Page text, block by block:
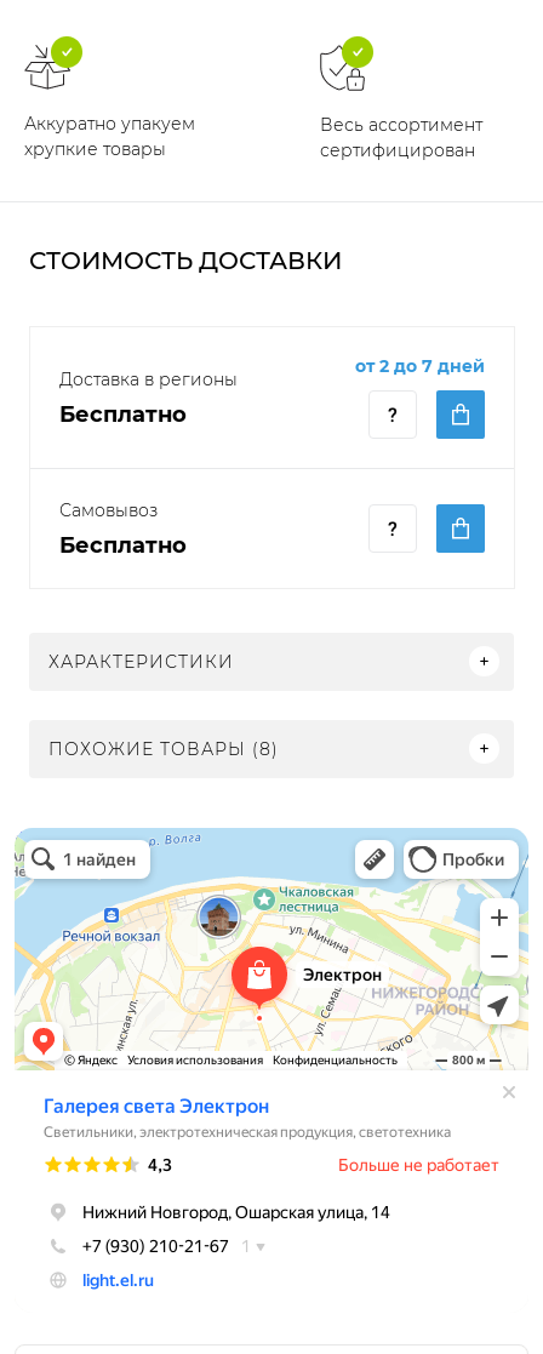
Аккуратно упакуем
хрупкие товары
Весь ассортимент
сертифицирован
СТОИМОСТЬ ДОСТАВКИ
Доставка в регионы
Бесплатно
от 2 до 7 дней
Самовывоз
Бесплатно
ХАРАКТЕРИСТИКИ
ПОХОЖИЕ ТОВАРЫ (8)
Электрон
Светильники в Нижнем Новгороде
Электротехническая продукция в Нижнем Новгороде